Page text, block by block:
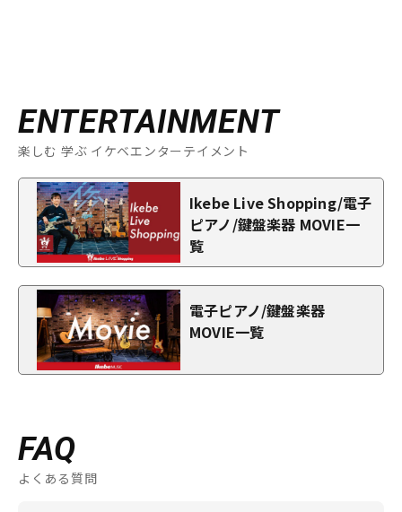
ENTERTAINMENT
楽しむ 学ぶ イケベエンターテイメント
Ikebe Live Shopping/電子
ピアノ/鍵盤楽器 MOVIE一
覧
電子ピアノ/鍵盤楽器
MOVIE一覧
FAQ
よくある質問